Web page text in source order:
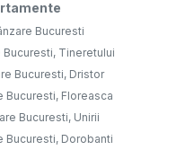
Bucuresti
Tineretului
Bucuresti, Dristor
Bucuresti, Floreasca
Bucuresti, Unirii
Bucuresti, Dorobanti